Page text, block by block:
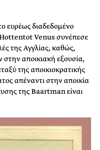
ευρέως διαδεδομένο
Venus συνέπεσε
της Αγγλίας, καθώς,
αποικιακή εξουσία,
της αποικιοκρατικής
απέναντι στην αποικία
της Baartman είναι